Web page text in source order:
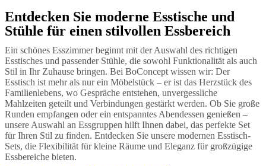
Next
page
BeigeSchwarzBraunGrauGelbGrünWeißBlauRotLack Keramik
Entdecken Sie moderne Esstische und
Stühle für einen stilvollen Essbereich
Ein schönes Esszimmer beginnt mit der Auswahl des richtigen
Esstisches und passender Stühle, die sowohl Funktionalität als auch
Stil in Ihr Zuhause bringen. Bei BoConcept wissen wir: Der
Esstisch ist mehr als nur ein Möbelstück – er ist das Herzstück des
Familienlebens, wo Gespräche entstehen, unvergessliche
Mahlzeiten geteilt und Verbindungen gestärkt werden. Ob Sie große
Runden empfangen oder ein entspanntes Abendessen genießen –
unsere Auswahl an Essgruppen hilft Ihnen dabei, das perfekte Set
für Ihren Stil zu finden. Entdecken Sie unsere modernen Esstisch-
Sets, die Flexibilität für kleine Räume und Eleganz für großzügige
Essbereiche bieten.